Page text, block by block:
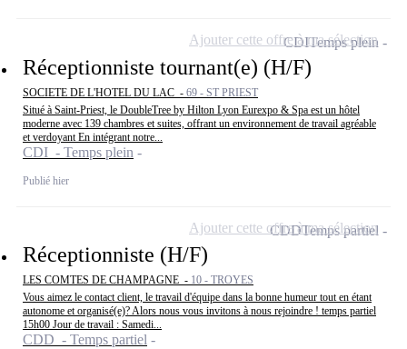
Réceptionniste tournant(e) (H/F)
SOCIETE DE L'HOTEL DU LAC - 69 - ST PRIEST
Situé à Saint-Priest, le DoubleTree by Hilton Lyon Eurexpo & Spa est un hôtel
moderne avec 139 chambres et suites, offrant un environnement de travail agréable
et verdoyant En intégrant notre...
CDI - Temps plein
Publié hier
CDITemps plein
Ajouter cette offre à ma sélection
Réceptionniste (H/F)
LES COMTES DE CHAMPAGNE - 10 - TROYES
Vous aimez le contact client, le travail d'équipe dans la bonne humeur tout en étant
autonome et organisé(e)? Alors nous vous invitons à nous rejoindre ! temps partiel
15h00 Jour de travail : Samedi...
CDD - Temps partiel
CDDTemps partiel
Ajouter cette offre à ma sélection